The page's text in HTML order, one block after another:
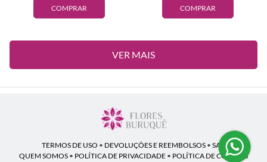
COMPRAR COMPRAR
VER MAIS
TERMOS DE USO • DEVOLUÇÕES E REEMBOLSOS • SAC
QUEM SOMOS • POLÍTICA DE PRIVACIDADE • POLÍTICA DE COOKIES